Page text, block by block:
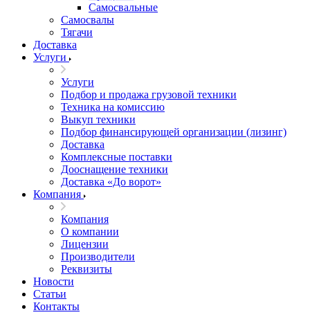
Самосвальные
Самосвалы
Тягачи
Доставка
Услуги
Услуги
Подбор и продажа грузовой техники
Техника на комиссию
Выкуп техники
Подбор финансирующей организации (лизинг)
Доставка
Комплексные поставки
Дооснащение техники
Доставка «До ворот»
Компания
Компания
О компании
Лицензии
Производители
Реквизиты
Новости
Статьи
Контакты